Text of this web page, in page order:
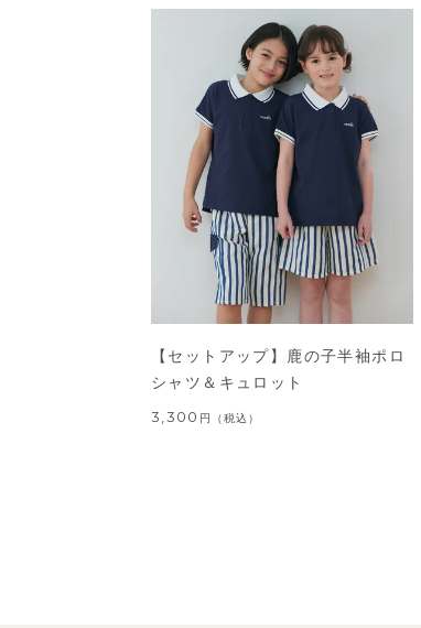
【セットアップ】鹿の子半袖ポロ
シャツ＆キュロット
3,300 円 （税込）